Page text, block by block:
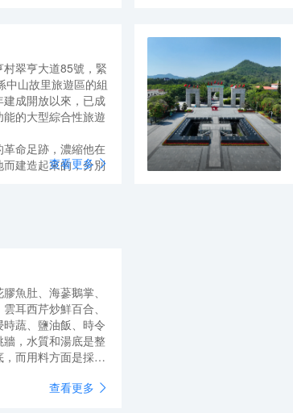
翠亨大道85號，緊
中山故里旅遊區的組
成開放以來，已成
的大型綜合性旅遊
命足跡，濃縮他在
建造起來的，分別
件的場景，以及中
劇照館等參觀景
波瀾壯闊的革命一
。
區薈萃了中西建築
井風情，還保留著
個場景；這裡有再
鎮街景和聞名的美
國景區建築群，體
同風格，電視劇
查看更多
魚肚、海蔘鵝掌、
耳西芹炒鮮百合、
蔬、鹽油飯、時令
，水質和湯底是整
而用料方面是採用
跳牆營養價值高既能
查看更多